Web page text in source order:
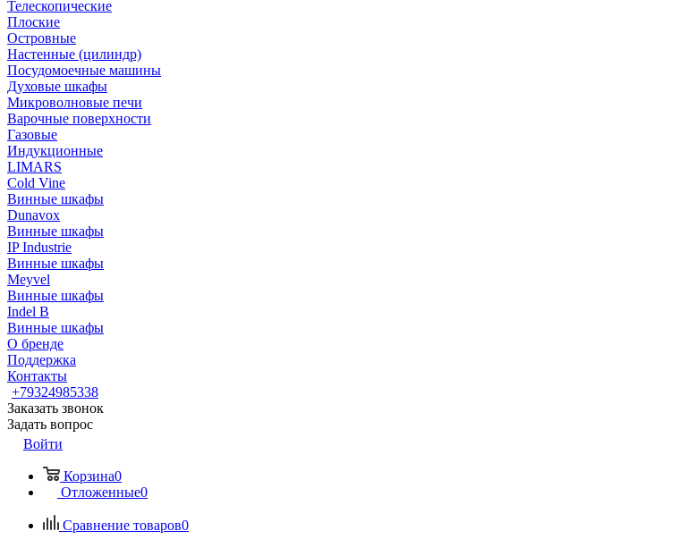
Телескопические
Плоские
Островные
Настенные (цилиндр)
Посудомоечные машины
Духовые шкафы
Микроволновые печи
Варочные поверхности
Газовые
Индукционные
LIMARS
Cold Vine
Винные шкафы
Dunavox
Винные шкафы
IP Industrie
Винные шкафы
Meyvel
Винные шкафы
Indel B
Винные шкафы
О бренде
Поддержка
Контакты
+79324985338
Заказать звонок
Задать вопрос
Войти
Корзина0
Отложенные0
Сравнение товаров0